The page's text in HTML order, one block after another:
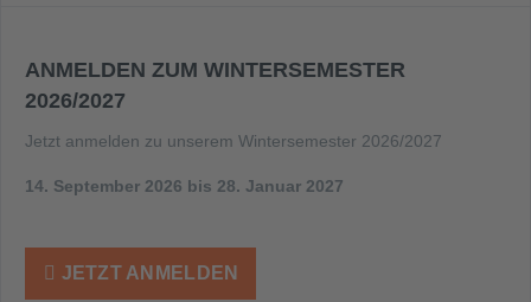
ANMELDEN ZUM WINTER­SEMESTER
2026/2027
Jetzt anmelden zu unserem Wintersemester 2026/2027
14. September 2026 bis 28. Januar 2027
JETZT ANMELDEN